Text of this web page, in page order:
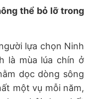
thể bỏ lỡ trong
lựa chọn Ninh
là mùa lúa chín ở
dọc dòng sông
một vụ mỗi năm,